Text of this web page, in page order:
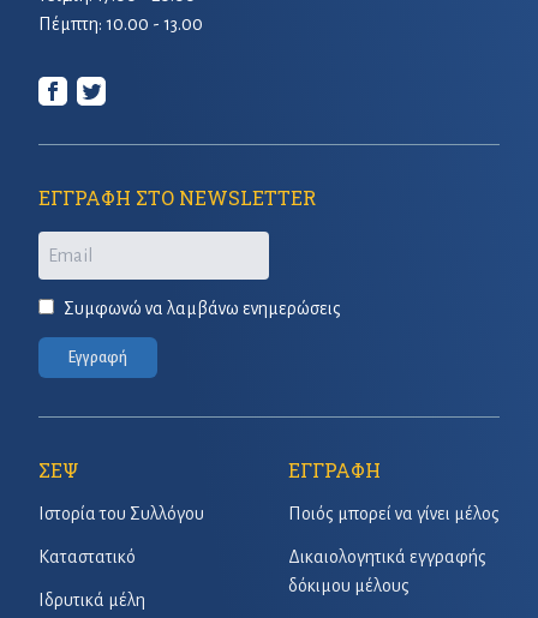
Πέμπτη: 10.00 - 13.00
ΕΓΓΡΑΦΗ ΣΤΟ NEWSLETTER
Email
Συμφωνώ να λαμβάνω ενημερώσεις
Εγγραφή
ΣΕΨ
Ιστορία του Συλλόγου
Καταστατικό
Ιδρυτικά μέλη
ΕΓΓΡΑΦΗ
Ποιός μπορεί να γίνει μέλος
Δικαιολογητικά εγγραφής
δόκιμου μέλους